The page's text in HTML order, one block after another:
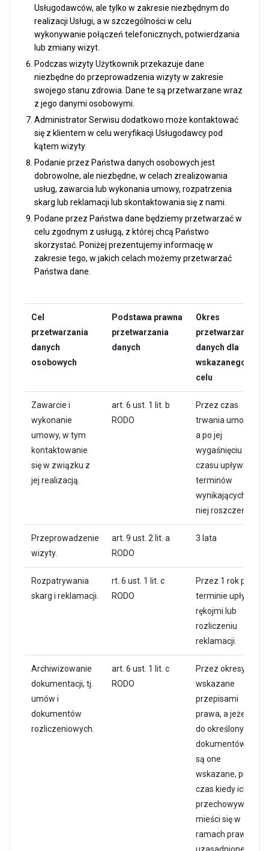
Usługodawców, ale tylko w zakresie niezbędnym do
realizacji Usługi, a w szczególności w celu
wykonywanie połączeń telefonicznych, potwierdzania
lub zmiany wizyt.
Podczas wizyty Użytkownik przekazuje dane
niezbędne do przeprowadzenia wizyty w zakresie
swojego stanu zdrowia. Dane te są przetwarzane wraz
z jego danymi osobowymi.
Administrator Serwisu dodatkowo może kontaktować
się z klientem w celu weryfikacji Usługodawcy pod
kątem wizyty.
Podanie przez Państwa danych osobowych jest
dobrowolne, ale niezbędne, w celach zrealizowania
usług, zawarcia lub wykonania umowy, rozpatrzenia
skarg lub reklamacji lub skontaktowania się z nami.
Podane przez Państwa dane będziemy przetwarzać w
celu zgodnym z usługą, z której chcą Państwo
skorzystać. Poniżej prezentujemy informację w
zakresie tego, w jakich celach możemy przetwarzać
Państwa dane.
Cel
przetwarzania
danych
osobowych
Podstawa prawna
przetwarzania
danych
Okres
przetwarzania
danych dla
wskazanego
celu
Zawarcie i
wykonanie
umowy, w tym
kontaktowanie
się w związku z
jej realizacją.
art. 6 ust. 1 lit. b
RODO
Przez czas
trwania umowy,
a po jej
wygaśnięciu – do
czasu upływu
terminów
wynikających z
niej roszczeń.
Przeprowadzenie
wizyty.
art. 9 ust. 2 lit. a
RODO
3 lata
Rozpatrywania
skarg i reklamacji.
rt. 6 ust. 1 lit. c
RODO
Przez 1 rok po
terminie upływu
rękojmi lub
rozliczeniu
reklamacji.
Archiwizowanie
dokumentacji, tj.
umów i
dokumentów
rozliczeniowych.
art. 6 ust. 1 lit. c
RODO
Przez okresy
wskazane
przepisami
prawa, a jeżeli co
do określonych
dokumentów nie
są one
wskazane, przez
czas kiedy ich
przechowywanie
mieści się w
ramach prawnie